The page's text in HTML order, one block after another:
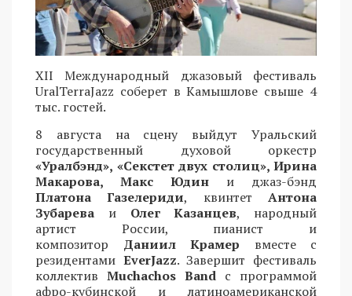
XII Международный джазовый фестиваль
UralTerraJazz соберет в Камышлове свыше 4
тыс. гостей.
8 августа на сцену выйдут Уральский
государственный духовой оркестр
«Уралбэнд», «Секстет двух столиц», Ирина
Макарова, Макс Юдин и джаз-бэнд
Платона Газелериди, квинтетАнтона
Зубарева и Олег Казанцев, народный
артист России, пианист и
композитор Даниил Крамер вместе с
резидентами EverJazz. Завершит фестиваль
коллектив Muchachos Band с программой
афро-кубинской и латиноамериканской